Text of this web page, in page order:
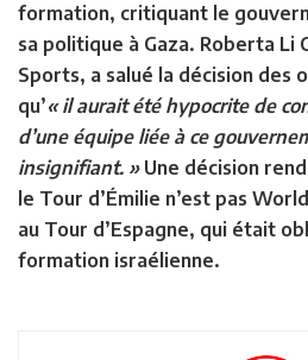
formation, critiquant le
sa politique à Gaza. Roberta Li
Sports, a salué la décision des
qu’« il aurait été hypocrite de
d’une équipe liée à ce
insignifiant. »Une décision
le Tour d’Émilie n’est pas
au Tour d’Espagne, qui était
formation israélienne.